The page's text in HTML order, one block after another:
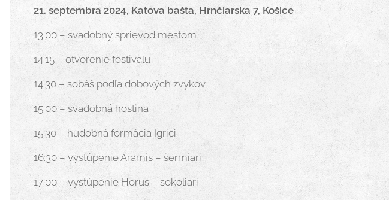
21. septembra 2024, Katova bašta, Hrnčiarska 7, Košice
13:00 – svadobný sprievod mestom
14:15 – otvorenie festivalu
14:30 – sobáš podľa dobových zvykov
15:00 – svadobná hostina
15:30 – hudobná formácia Igrici
16:30 – vystúpenie Aramis – šermiari
17:00 – vystúpenie Horus – sokoliari